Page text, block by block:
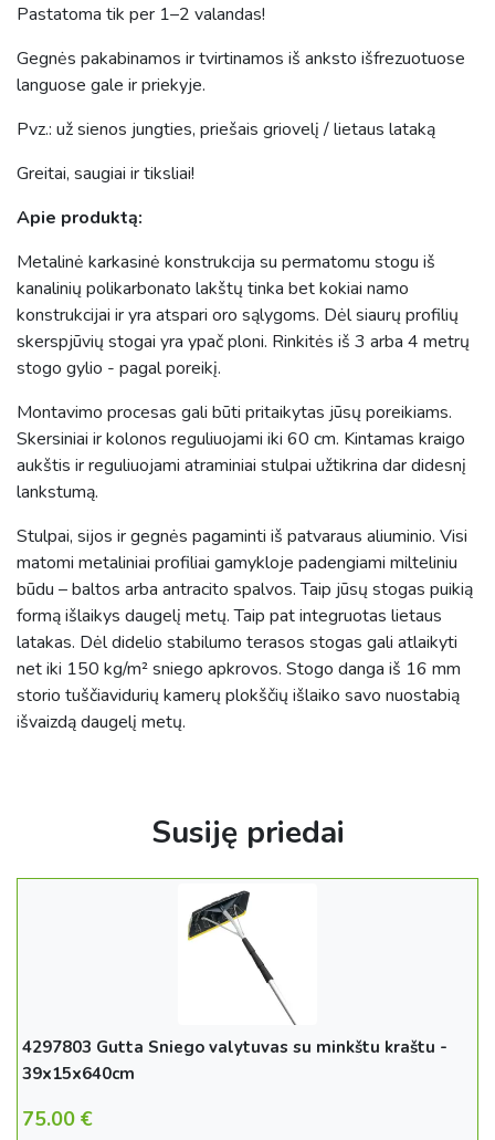
Pastatoma tik per 1–2 valandas!
Gegnės pakabinamos ir tvirtinamos iš anksto išfrezuotuose
languose gale ir priekyje.
Pvz.: už sienos jungties, priešais griovelį / lietaus lataką
Greitai, saugiai ir tiksliai!
Apie produktą:
Metalinė karkasinė konstrukcija su permatomu stogu iš
kanalinių polikarbonato lakštų tinka bet kokiai namo
konstrukcijai ir yra atspari oro sąlygoms. Dėl siaurų profilių
skerspjūvių stogai yra ypač ploni. Rinkitės iš 3 arba 4 metrų
stogo gylio - pagal poreikį.
Montavimo procesas gali būti pritaikytas jūsų poreikiams.
Skersiniai ir kolonos reguliuojami iki 60 cm. Kintamas kraigo
aukštis ir reguliuojami atraminiai stulpai užtikrina dar didesnį
lankstumą.
Stulpai, sijos ir gegnės pagaminti iš patvaraus aliuminio. Visi
matomi metaliniai profiliai gamykloje padengiami milteliniu
būdu – baltos arba antracito spalvos. Taip jūsų stogas puikią
formą išlaikys daugelį metų. Taip pat integruotas lietaus
latakas. Dėl didelio stabilumo terasos stogas gali atlaikyti
net iki 150 kg/m² sniego apkrovos. Stogo danga iš 16 mm
storio tuščiavidurių kamerų plokščių išlaiko savo nuostabią
išvaizdą daugelį metų.
Susiję priedai
4297803 Gutta Sniego valytuvas su minkštu kraštu -
39x15x640cm
75.00 €